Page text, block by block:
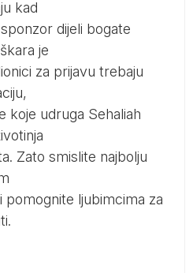
kad
dijeli bogate
je
za prijavu trebaju
koje udruga Sehaliah
Zato smislite najbolju
pomognite ljubimcima za